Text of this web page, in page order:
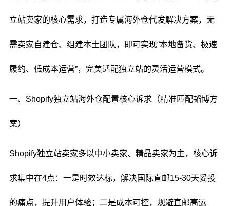
立站卖家的核心需求，打造专属海外仓代发解决方案，无
需卖家自建仓、组建本土团队，即可实现“本地备货、极速
履约、低成本运营”，完美适配独立站的灵活运营模式。
一、Shopify独立站海外仓配置核心诉求（精准匹配韬博方
案）
Shopify独立站卖家多以中小卖家、精品卖家为主，核心诉
求集中在4点：一是时效达标，解决国际直邮15-30天妥投
的痛点，提升用户体验；二是成本可控，规避直邮高运